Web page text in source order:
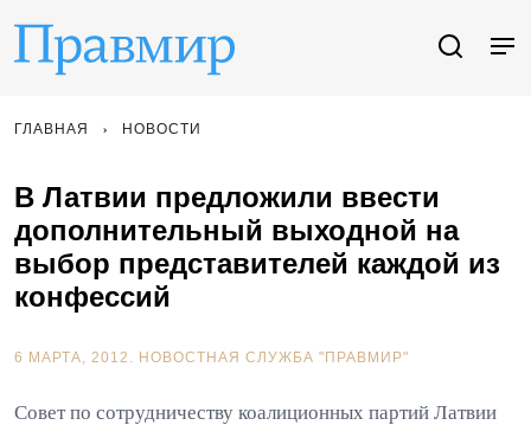
ГЛАВНАЯ НОВОСТИ
В Латвии предложили ввести
дополнительный выходной на
выбор представителей каждой из
конфессий
6 МАРТА, 2012. НОВОСТНАЯ СЛУЖБА "ПРАВМИР"
Совет по сотрудничеству коалиционных партий Латвии